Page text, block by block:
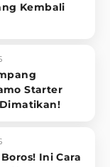
Kembali
Starter
Ini Cara